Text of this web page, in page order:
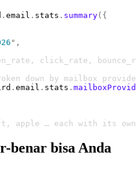
. email . stats . summary({
" ,
click_rate,
down by mailbox
. email . stats .
apple … each with its
benar bisa Anda